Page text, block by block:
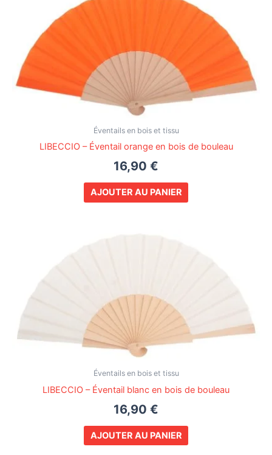
Éventails en bois et tissu
LIBECCIO – Éventail orange en bois de bouleau
16,90 €
AJOUTER AU PANIER
Éventails en bois et tissu
LIBECCIO – Éventail blanc en bois de bouleau
16,90 €
AJOUTER AU PANIER